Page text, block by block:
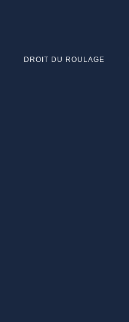
DROIT DU ROULAGE